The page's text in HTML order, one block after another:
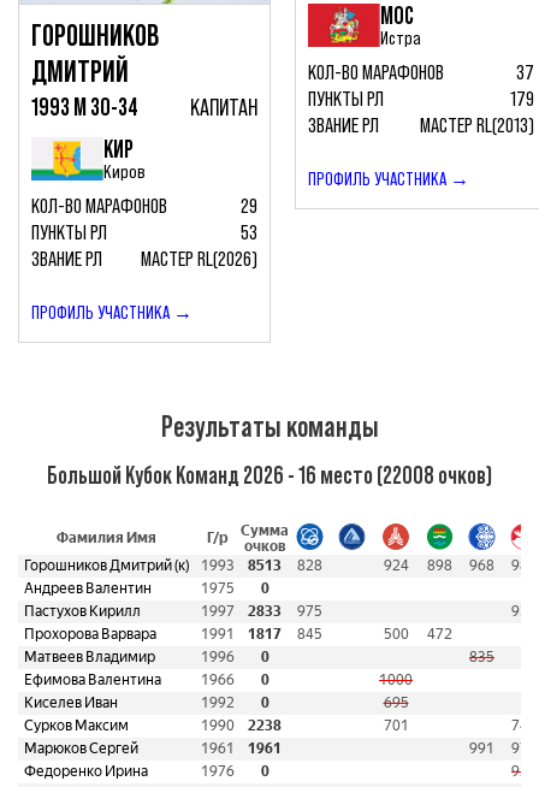
ГОРОШНИКОВ
ДМИТРИЙ
1993 М 30-34
КАПИТАН
КИР
Киров
КОЛ-ВО МАРАФОНОВ
29
ПУНКТЫ РЛ
53
ЗВАНИЕ РЛ
МАСТЕР RL(2026)
ПРОФИЛЬ УЧАСТНИКА →
МОС
Истра
КОЛ-ВО МАРАФОНОВ
37
ПУНКТЫ РЛ
179
ЗВАНИЕ РЛ
МАСТЕР RL(2013)
ПРОФИЛЬ УЧАСТНИКА →
Результаты команды
Большой Кубок Команд 2026 - 16 место (22008 очков)
Фамилия Имя Г/р
Сумма
очков
Горошников Дмитрий (к)
1993 8513 828 924 898 968
980
Андреев Валентин
1975
0
Пастухов Кирилл
1997 2833 975
933
Прохорова Варвара
1991 1817 845 500
472
Матвеев Владимир
1996 0
835
Ефимова Валентина
1966 0
1000
Киселев Иван
1992 0
695
Сурков Максим
1990 2238 701
748
Марюков Сергей
1961 1961 991
970
Федоренко Ирина
1976 0
928